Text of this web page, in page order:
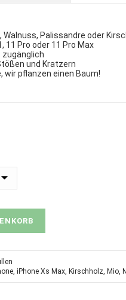
Palissandre oder
11 Pro oder 11 Pro Max
und Kratzern
wir pflanzen einen Baum!
, iPhone Xs Max, Kirschholz, Mio,